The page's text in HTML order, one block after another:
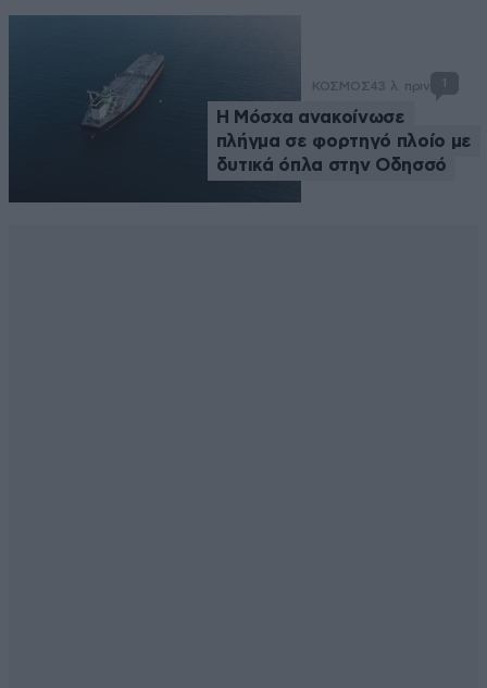
ΚΟΣΜΟΣ43 λ. πριν 1
Η Μόσχα ανακοίνωσε
πλήγμα σε φορτηγό πλοίο με
δυτικά όπλα στην Οδησσό